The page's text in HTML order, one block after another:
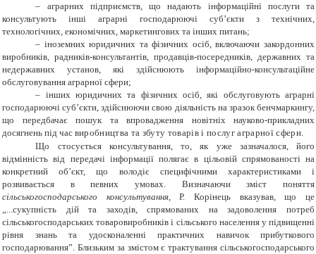
– аграрних підприємств, що надають інформаційні послуги та
консультують інші аграрні господарюючі суб’єкти з технічних,
технологічних, економічних, маркетингових та інших питань;
– іноземних юридичних та фізичних осіб, включаючи закордонних
виробників, радників-консультантів, продавців-посередників, державних та
недержавних установ, які здійснюють інформаційно-консультаційне
обслуговування аграрної сфери;
– інших юридичних та фізичних осіб, які обслуговують аграрні
господарюючі суб’єкти, здійснюючи свою діяльність на зразок бенчмаркингу,
що передбачає пошук та впровадження новітніх науково-прикладних
досягнень під час виробництва та збуту товарів і послуг аграрної сфери.
Що стосується консультування, то, як уже зазначалося, його
відмінність від передачі інформації полягає в цільовій спрямованості на
конкретний об’єкт, що володіє специфічними характеристиками і
розвивається в певних умовах. Визначаючи зміст поняття
сільськогосподарського консультування,Р. Корінець вказував, що це
„...сукупність дій та заходів, спрямованих на задоволення потреб
сільськогосподарських товаровиробників і сільського населення у підвищенні
рівня знань та удосконаленні практичних навичок прибуткового
господарювання”. Близьким за змістом є трактування сільськогосподарського